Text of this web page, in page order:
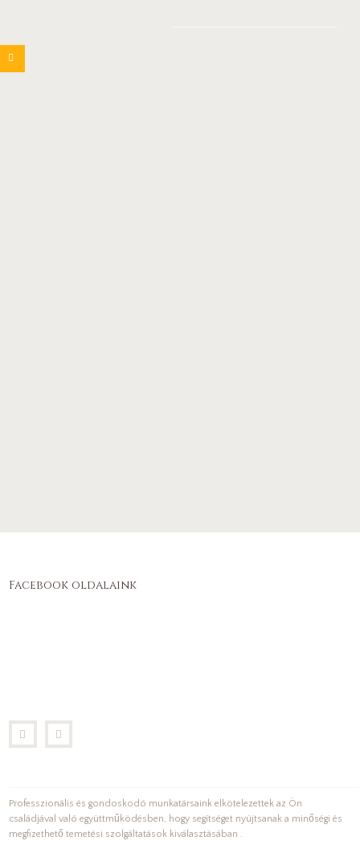
Facebook oldalaink
Professzionális és gondoskodó munkatársaink elkötelezettek az Ön
családjával való együttműködésben, hogy segítséget nyújtsanak a minőségi és
megfizethető temetési szolgáltatások kiválasztásában .